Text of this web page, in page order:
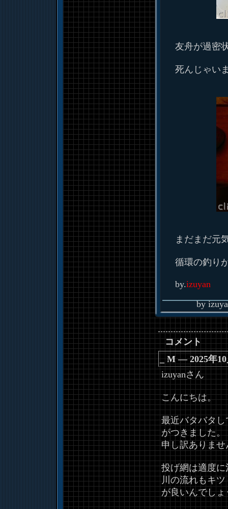
友舟が過密
死んじゃい
まだまだ元
循環の釣り
by.izuyan
by
コメント
_M ― 2025年10
izuyanさん
こんにちは。
最近バタバタ
がつきました。
申し訳ありませ
投げ網は適度
川の流れもキ
が良いんでしょ